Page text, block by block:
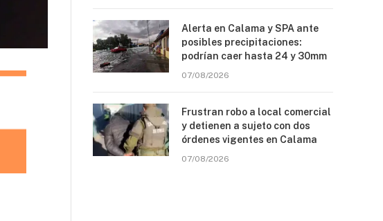
Alerta en Calama y SPA ante
posibles precipitaciones:
podrían caer hasta 24 y 30mm
07/08/2026
Frustran robo a local comercial
y detienen a sujeto con dos
órdenes vigentes en Calama
07/08/2026